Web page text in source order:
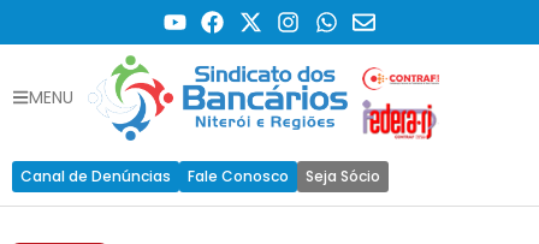
MENU
Canal de Denúncias Fale Conosco Seja Sócio